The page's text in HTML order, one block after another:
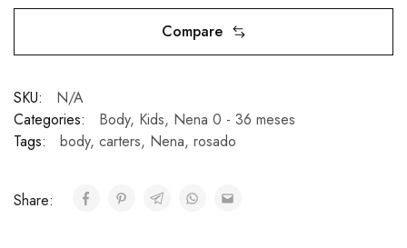
Compare
SKU:
N/A
Categories:
Body, Kids, Nena 0 - 36 meses
Tags:
body, carters, Nena, rosado
Share: